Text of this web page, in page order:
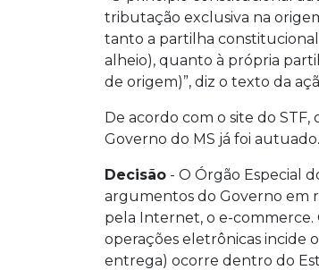
tributação exclusiva na
tanto a partilha
alheio), quanto à própria
de origem)”, diz o texto da
De acordo com o site do
Governo do MS já foi autuado.
Decisão - O Órgão Especial
argumentos do Governo em
pela Internet, o e-commerce.
operações eletrônicas incide
entrega) ocorre dentro do